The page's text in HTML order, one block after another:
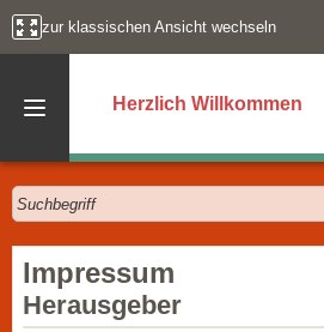
zur klassischen Ansicht wechseln
Herzlich Willkommen
Impressum
Herausgeber